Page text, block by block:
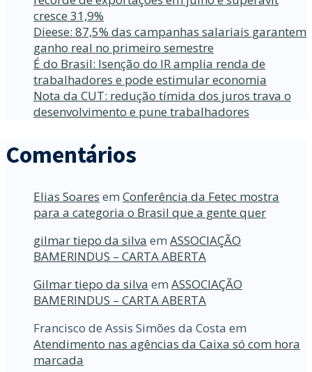
cresce 31,9%
Dieese: 87,5% das campanhas salariais garantem
ganho real no primeiro semestre
É do Brasil: Isenção do IR amplia renda de
trabalhadores e pode estimular economia
Nota da CUT: redução tímida dos juros trava o
desenvolvimento e pune trabalhadores
Comentários
Elias Soares em Conferência da Fetec mostra
para a categoria o Brasil que a gente quer
gilmar tiepo da silva em ASSOCIAÇÃO
BAMERINDUS – CARTA ABERTA
Gilmar tiepo da silva em ASSOCIAÇÃO
BAMERINDUS – CARTA ABERTA
Francisco de Assis Simões da Costa em
Atendimento nas agências da Caixa só com hora
marcada